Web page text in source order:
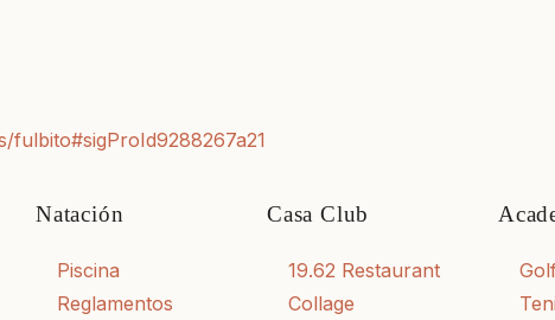
Natación
Piscina
Reglamentos
Casa Club
19.62 Restaurant
Collage